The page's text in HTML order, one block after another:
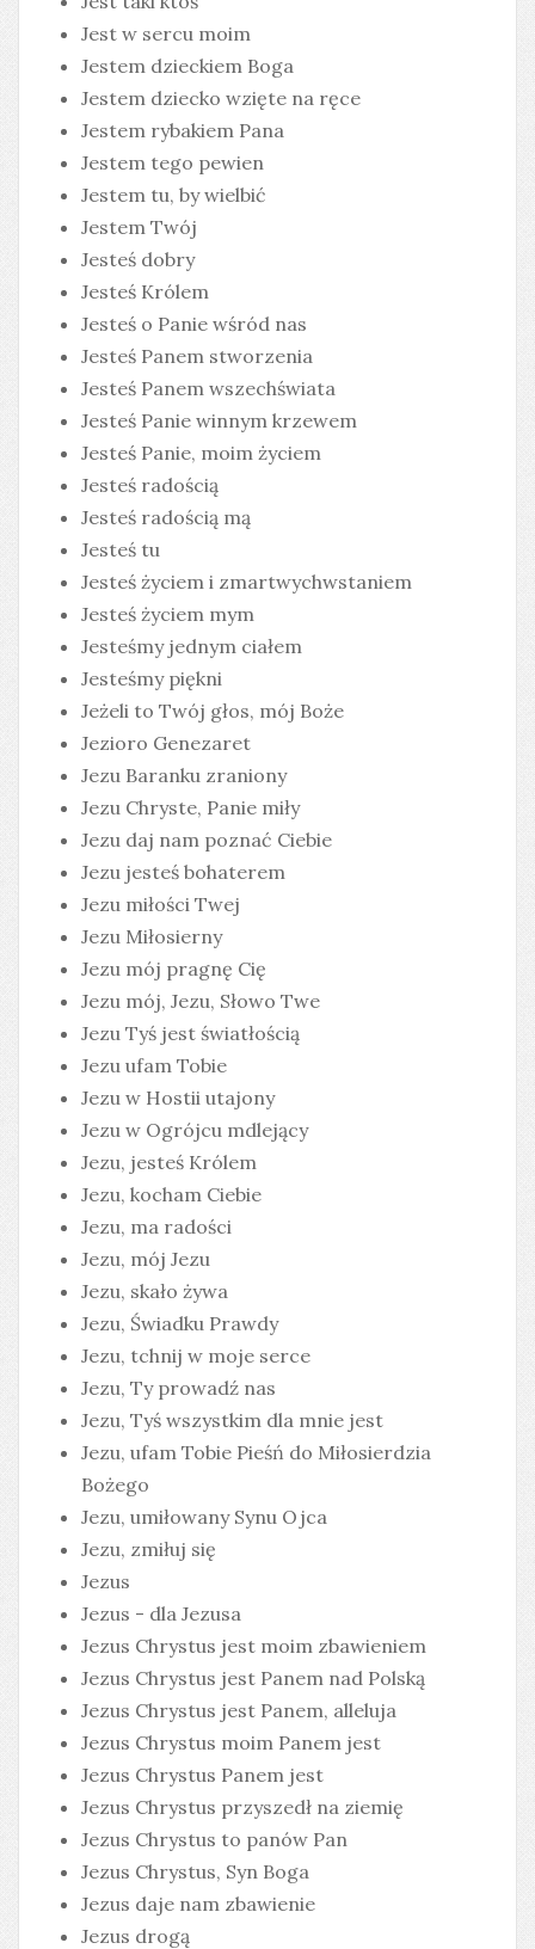
Jest w sercu moim
Jestem dzieckiem Boga
Jestem dziecko wzięte na ręce
Jestem rybakiem Pana
Jestem tego pewien
Jestem tu, by wielbić
Jestem Twój
Jesteś dobry
Jesteś Królem
Jesteś o Panie wśród nas
Jesteś Panem stworzenia
Jesteś Panem wszechświata
Jesteś Panie winnym krzewem
Jesteś Panie, moim życiem
Jesteś radością
Jesteś radością mą
Jesteś tu
Jesteś życiem i zmartwychwstaniem
Jesteś życiem mym
Jesteśmy jednym ciałem
Jesteśmy piękni
Jeżeli to Twój głos, mój Boże
Jezioro Genezaret
Jezu Baranku zraniony
Jezu Chryste, Panie miły
Jezu daj nam poznać Ciebie
Jezu jesteś bohaterem
Jezu miłości Twej
Jezu Miłosierny
Jezu mój pragnę Cię
Jezu mój, Jezu, Słowo Twe
Jezu Tyś jest światłością
Jezu ufam Tobie
Jezu w Hostii utajony
Jezu w Ogrójcu mdlejący
Jezu, jesteś Królem
Jezu, kocham Ciebie
Jezu, ma radości
Jezu, mój Jezu
Jezu, skało żywa
Jezu, Świadku Prawdy
Jezu, tchnij w moje serce
Jezu, Ty prowadź nas
Jezu, Tyś wszystkim dla mnie jest
Jezu, ufam Tobie Pieśń do Miłosierdzia
Bożego
Jezu, umiłowany Synu Ojca
Jezu, zmiłuj się
Jezus
Jezus - dla Jezusa
Jezus Chrystus jest moim zbawieniem
Jezus Chrystus jest Panem nad Polską
Jezus Chrystus jest Panem, alleluja
Jezus Chrystus moim Panem jest
Jezus Chrystus Panem jest
Jezus Chrystus przyszedł na ziemię
Jezus Chrystus to panów Pan
Jezus Chrystus, Syn Boga
Jezus daje nam zbawienie
Jezus drogą